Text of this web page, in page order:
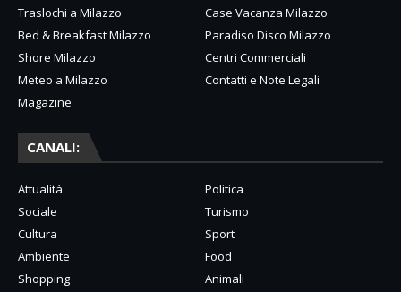
Traslochi a Milazzo
Case Vacanza Milazzo
Bed & Breakfast Milazzo
Paradiso Disco Milazzo
Shore Milazzo
Centri Commerciali
Meteo a Milazzo
Contatti e Note Legali
Magazine
CANALI:
Attualità
Politica
Sociale
Turismo
Cultura
Sport
Ambiente
Food
Shopping
Animali